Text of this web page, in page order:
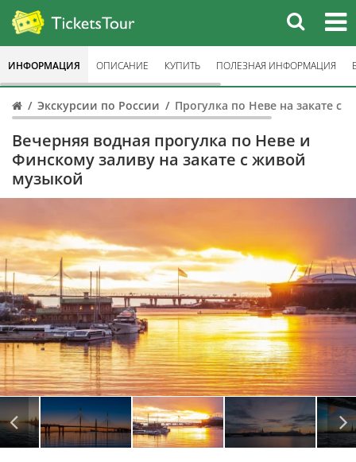
Экскурсии по России Прогулка по Неве на закате с
Вечерняя водная прогулка по Неве и
Финскому заливу на закате с живой
музыкой
ИНФОРМАЦИЯ ОПИСАНИЕ КУПИТЬ ПОЛЕЗНАЯ ИНФОРМАЦИЯ